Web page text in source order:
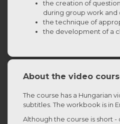
the creation of
during group work
the technique of
the development of a
About the video
The course has a Hungarian
subtitles. The workbook is in
Although the course is short -